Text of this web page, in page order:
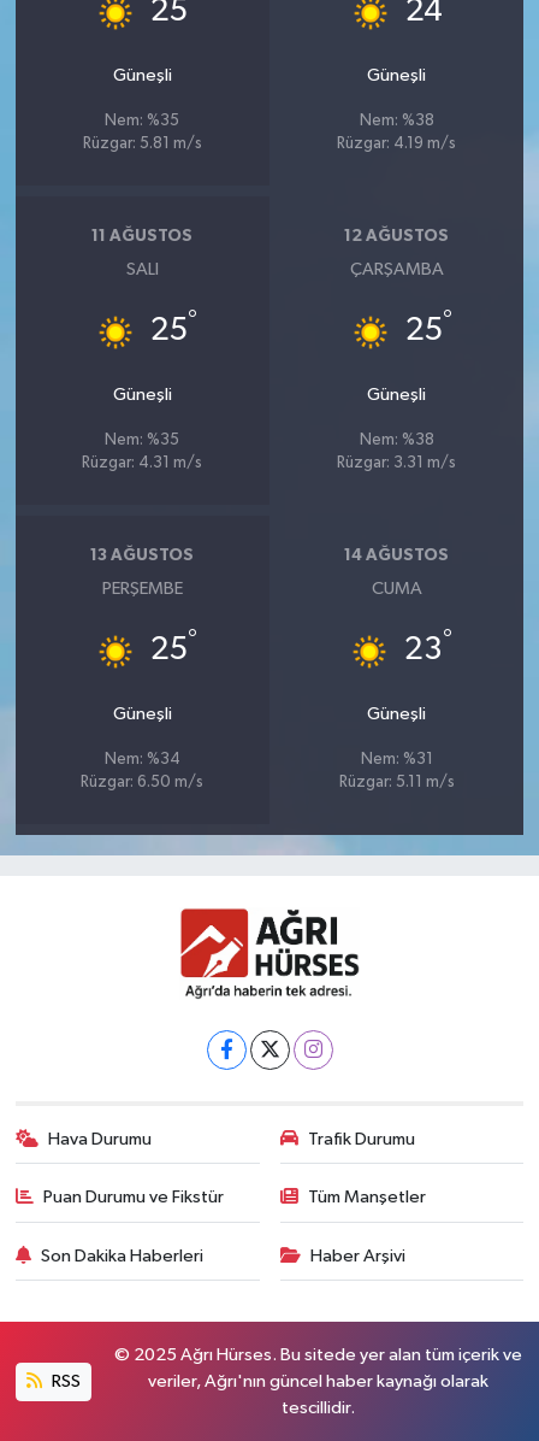
25
Güneşli
Nem: %35
Rüzgar: 5.81 m/s
24
Güneşli
Nem: %38
Rüzgar: 4.19 m/s
11 AĞUSTOS
SALI
25°
Güneşli
Nem: %35
Rüzgar: 4.31 m/s
12 AĞUSTOS
ÇARŞAMBA
25°
Güneşli
Nem: %38
Rüzgar: 3.31 m/s
13 AĞUSTOS
PERŞEMBE
25°
Güneşli
Nem: %34
Rüzgar: 6.50 m/s
14 AĞUSTOS
CUMA
23°
Güneşli
Nem: %31
Rüzgar: 5.11 m/s
Hava Durumu Trafik Durumu
Puan Durumu ve Fikstür Tüm Manşetler
Son Dakika Haberleri Haber Arşivi
RSS
© 2025 Ağrı Hürses. Bu sitede yer alan tüm içerik ve
veriler, Ağrı'nın güncel haber kaynağı olarak
tescillidir.